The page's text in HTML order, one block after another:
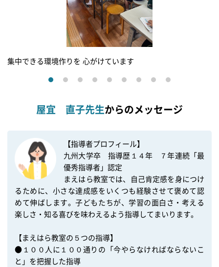
集中できる環境作りを 心がけています
屋宜 直子先生からのメッセージ
【指導者プロフィール】
九州大学卒　指導歴１４年　７年連続「最
優秀指導者」認定
まえはら教室では、自己肯定感を身につけ
るために、小さな達成感をいくつも経験させて褒めて認
めて伸ばします。子どもたちが、学習の面白さ・考える
楽しさ・知る喜びを味わえるよう指導してまいります。
【まえはら教室の５つの指導】
●１００人に１００通りの「今やらなければならないこ
と」を把握した指導